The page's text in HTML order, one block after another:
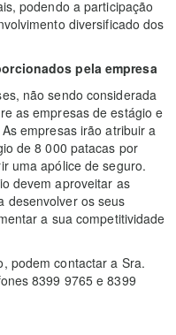
podendo a participação
diversificado dos
pela empresa
não sendo considerada
as empresas de estágio e
empresas irão atribuir a
de 8 000 patacas por
uma apólice de seguro.
devem aproveitar as
desenvolver os seus
a sua competitividade
podem contactar a Sra.
8399 9765 e 8399